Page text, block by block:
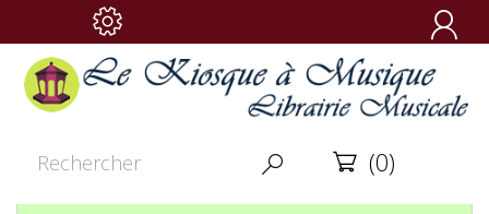

  (0)